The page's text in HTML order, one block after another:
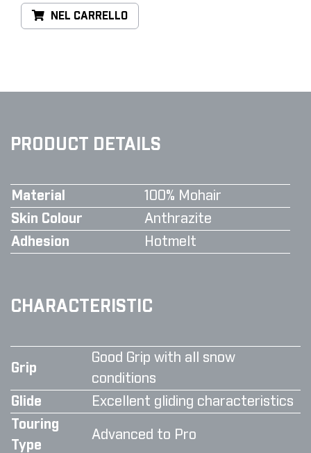
NEL CARRELLO
PRODUCT DETAILS
Material
100% Mohair
Skin Colour
Anthrazite
Adhesion
Hotmelt
CHARACTERISTIC
Grip
Good Grip with all snow
conditions
Glide
Excellent gliding characteristics
Touring
Type
Advanced to Pro